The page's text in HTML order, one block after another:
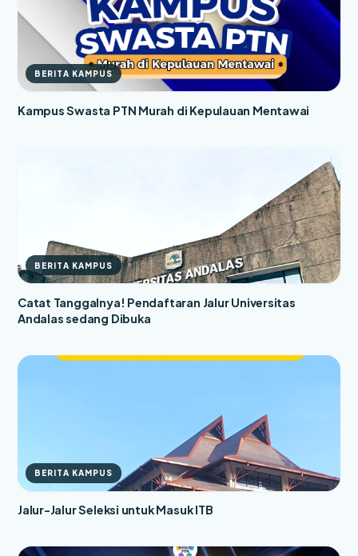
BERITA KAMPUS
Kampus Swasta PTN Murah di Kepulauan Mentawai
BERITA KAMPUS
Catat Tanggalnya! Pendaftaran Jalur Universitas
Andalas sedang Dibuka
BERITA KAMPUS
Jalur-Jalur Seleksi untuk Masuk ITB